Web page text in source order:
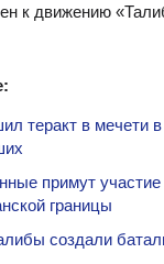
к движению
теракт в мечети
примут
границы
создали